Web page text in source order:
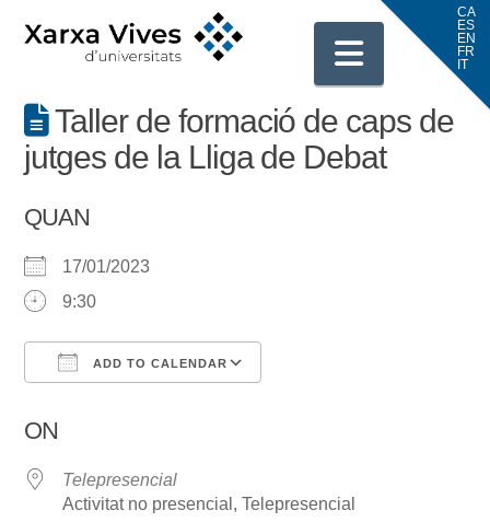
Taller de formació de caps de
jutges de la Lliga de Debat
QUAN
17/01/2023
9:30
ADD TO CALENDAR
ON
Telepresencial
Activitat no presencial, Telepresencial